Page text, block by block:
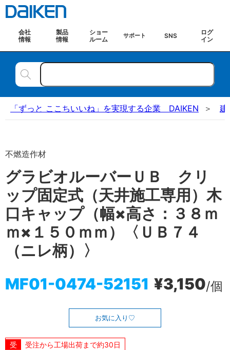
会社
情報
製品
情報
ショー
ルーム
サポート SNS
ログ
イン
「ずっと ここちいいね」を実現する企業 DAIKEN 建
不燃造作材
グラビオルーバーＵＢ クリ
ップ固定式（天井施工専用）木
口キャップ（幅×高さ：３８ｍ
ｍ×１５０ｍｍ）〈ＵＢ７４
（ニレ柄）〉
MF01-0474-52151 ¥3,150/個
お気に入り
受注から工場出荷まで約30日